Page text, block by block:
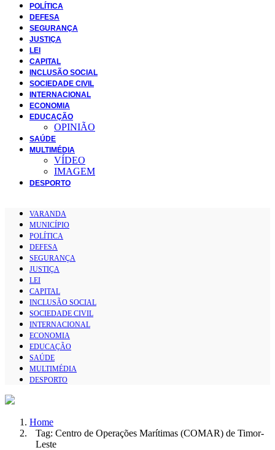
POLÍTICA
DEFESA
SEGURANÇA
JUSTIÇA
LEI
CAPITAL
INCLUSÃO SOCIAL
SOCIEDADE CIVIL
INTERNACIONAL
ECONOMIA
EDUCAÇÃO
OPINIÃO
SAÚDE
MULTIMÉDIA
VÍDEO
IMAGEM
DESPORTO
VARANDA
MUNICÍPIO
POLÍTICA
DEFESA
SEGURANÇA
JUSTIÇA
LEI
CAPITAL
INCLUSÃO SOCIAL
SOCIEDADE CIVIL
INTERNACIONAL
ECONOMIA
EDUCAÇÃO
SAÚDE
MULTIMÉDIA
DESPORTO
Home
Tag: Centro de Operações Marítimas (COMAR) de Timor-
Leste